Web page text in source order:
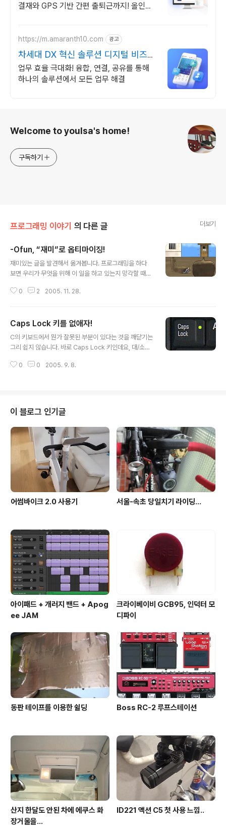
결재와 GPS 기반 간편 출퇴근까지! 올인원
https://m.amaranth10.com 광고
차세대 DX 혁신 솔루션 디지털 비즈니
스 플랫폼
업무 효율 극대화! 융합, 연결, 공유를 통해
하나의 솔루션에서 모든 업무 해결
Welcome to youlsa's home!
구독하기
프로그래밍 이야기 의 다른 글 더보기
-Ofun, “재미”로 옵티마이징!
재미있는 글을 발견해서 옮겨봅니다. 프로그래밍을 하다
보면 우리가 무엇을 위해 이 일을 하고 있는지 망각할 때가
니까? 여기에 Geoff Broadwell이 이야기하는 “재미”를
===================== -Ofun Geoff Broad
well Oct. 05, 2005 02:05 PM 모든 프로젝트는 개발
의 과정에 지향성을 부여하는 목표들이 있게 마련입니다.
의 형태들과 같은 묵시적인 방식으로 제시되기도 합니다.
0 2 2005. 11. 28.
Caps Lock 키를 없애자!
C의 키보드에서 뭔가 잘못된 부분이 있다는 것을 깨닫기는
그리 쉽지 않습니다. 바로 Caps Lock 키인데요, 대/소문
다. 사용 빈도도 그리 크지 않은데도 키보드 중의 가장 좋은
나 워크 스테이션의 키보드들을 보면 PC의 Caps Lock
키의 위치에 콘트롤 키(Ctrl)가 위치하고 있는것을 볼 수 있
을 겁니다. vi나 emacs등의 에디터를 써봐도 보통 콘트롤
키가 그 위치에 있고 물결(~)키 위치에 ESC키가 존재한다
는 가정 하에 만들어진 키 배치들이라 일반 PC용의 ..
0 0 2005. 9. 8.
이 블로그 인기글
어썸바이크 2.0 사용기 서울-속초 당일치기 라이딩...
아이패드 + 개러지 밴드 + Apog
ee JAM
크라이베이비 GCB95, 인덕터 모
디파이
동판 테이프를 이용한 쉴딩 Boss RC-2 루프스테이션
산지 한달도 안된 차에 에쿠스 화
장거울을…
ID221 액션 C5 첫 사용 느낌..